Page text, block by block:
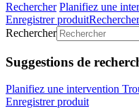
Rechercher Planifiez une
Enregistrer produitRechercher
Rechercher
Suggestions de
Planifiez une intervention
Enregistrer produit